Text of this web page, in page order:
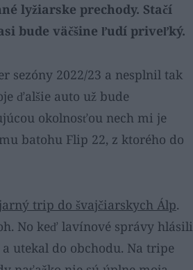
lyžiarske prechody. Stačí
bude väčšine ľudí priveľký.
sezóny 2022/23 a nesplnil tak
ďalšie auto už bude
okolnosťou nech mi je
batohu Flip 22, z ktorého do
jarný trip do švajčiarskych Álp.
No keď lavínové správy hlásili
utekal do obchodu. Na tripe